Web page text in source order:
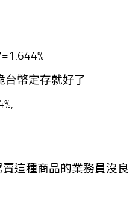
台幣定存就好了
這種商品的業務員沒良